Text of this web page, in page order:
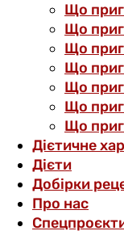
Що
Що
Що
Що
Що
Що
Що
Дієтичне
Дієти
Добірки
Про нас